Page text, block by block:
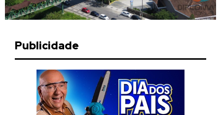
Publicidade